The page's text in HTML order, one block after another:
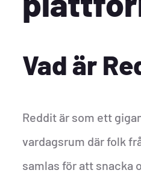
Vad är
Reddit är som ett
vardagsrum där folk
samlas för att snacka